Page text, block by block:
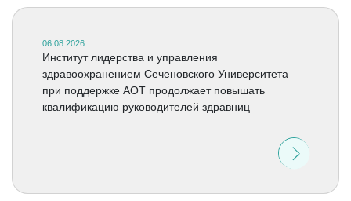
06.08.2026
Институт лидерства и управления
здравоохранением Сеченовского Университета
при поддержке АОТ продолжает повышать
квалификацию руководителей здравниц